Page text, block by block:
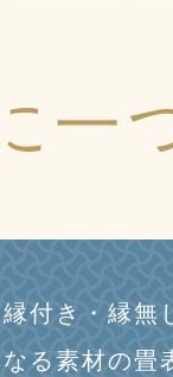
一
縁付き・縁無
る素材の畳